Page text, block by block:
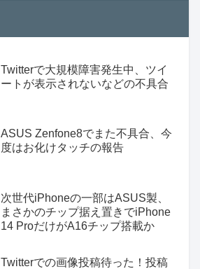
Twitterで大規模障害発生中、ツイ
ートが表示されないなどの不具合
ASUS Zenfone8でまた不具合、今
度はお化けタッチの報告
次世代iPhoneの一部はASUS製、
まさかのチップ据え置きでiPhone
14 ProだけがA16チップ搭載か
Twitterでの画像投稿待った！投稿